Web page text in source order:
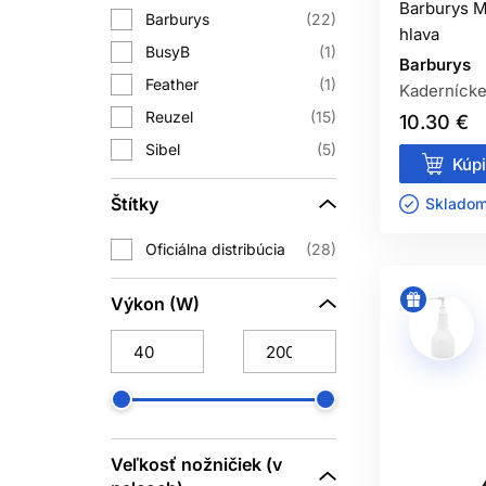
nesmie ponárať do vody. Pri
Pri výbere sa oplatí pozerať nielen
začistenie krku, holenie alebo
riziko výpadku pri práci a zároveň
BARBER
Táto kategória je určená pre
nástroje na úpravu vlasov a brady
Dobrý barber vie, že výsledok
Barburys
22
BusyB
1
Feather
1
Reuzel
15
Sibel
5
Štítky
Oficiálna distribúcia 28
Výkon (W)
Veľkosť nožničiek (v
Barburys
hlava
Barburys
10.30 €
Skladom